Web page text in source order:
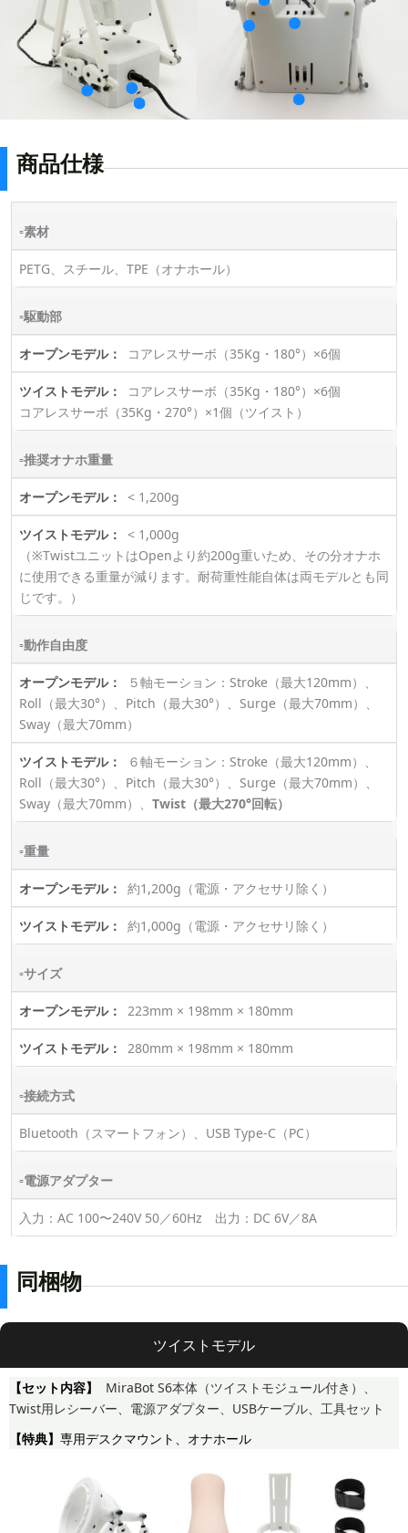
商品仕様
▫素材
PETG、スチール、TPE（オナホール）
▫駆動部
コアレスサーボ（35Kg・180°）×6個
コアレスサーボ（35Kg・180°）×6個
コアレスサーボ（35Kg・270°）×1個（ツイスト）
▫推奨オナホ重量
< 1,200g
< 1,000g
（※TwistユニットはOpenより約200g重いため、その分オナホ
に使用できる重量が減ります。耐荷重性能自体は両モデルとも同
じです。）
▫動作自由度
５軸モーション：Stroke（最大120mm）、
Roll（最大30°）、Pitch（最大30°）、Surge（最大70mm）、
Sway（最大70mm）
６軸モーション：Stroke（最大120mm）、
Roll（最大30°）、Pitch（最大30°）、Surge（最大70mm）、
Sway（最大70mm）、 Twist（最大270°回転）
▫重量
約1,200g（電源・アクセサリ除く）
約1,000g（電源・アクセサリ除く）
▫サイズ
223mm × 198mm × 180mm
280mm × 198mm × 180mm
▫接続方式
Bluetooth（スマートフォン）、USB Type-C（PC）
▫電源アダプター
入力：AC 100〜240V 50／60Hz 出力：DC 6V／8A
同梱物
ツイストモデル
【セット内容】
MiraBot S6本体（ツイストモジュール付き）、
Twist用レシーバー、電源アダプター、USBケーブル、工具セット
【特典】 専用デスクマウント、オナホール